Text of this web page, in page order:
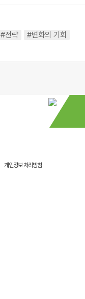
#전략 #변화의 기회
개인정보 처리방침